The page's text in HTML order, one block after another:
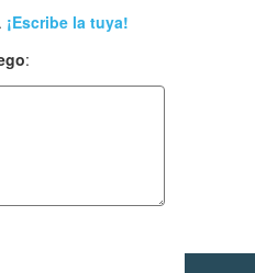
¡Escribe la tuya!
: